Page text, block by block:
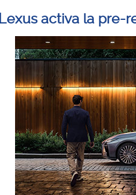
Lexus activa la pre-